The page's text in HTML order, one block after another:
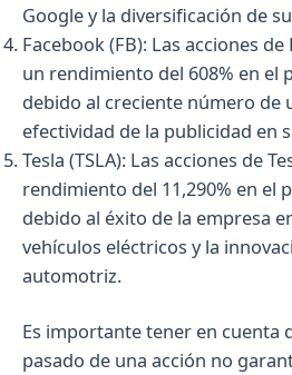
Google y la diversificación de
Facebook (FB): Las acciones
un rendimiento del 608% en el
debido al creciente número de
efectividad de la publicidad en
Tesla (TSLA): Las acciones de
rendimiento del 11,290% en el
debido al éxito de la empresa
vehículos eléctricos y la
automotriz.
Es importante tener en cuenta
pasado de una acción no